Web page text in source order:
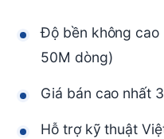
Độ bền không cao
50M dòng)
Giá bán cao nhất
Hỗ trợ kỹ thuật